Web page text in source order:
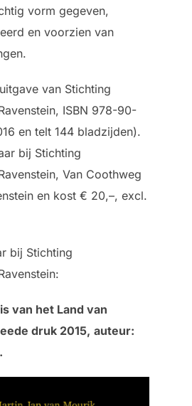
vorm gegeven,
en voorzien van
van Stichting
ISBN 978-90-
en telt 144 bladzijden).
bij Stichting
Van Coothweg
en kost € 20,–, excl.
bij Stichting
van het Land van
druk 2015, auteur: